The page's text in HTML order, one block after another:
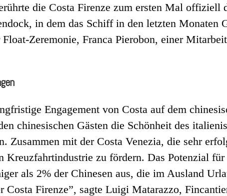
die Costa Firenze zum ersten Mal
in dem das Schiff in den letzten Monaten
Zeremonie, Franca Pierobon, einer
Engagement von Costa auf dem
chinesischen Gästen die Schönheit des
Zusammen mit der Costa Venezia, die sehr
Kreuzfahrtindustrie zu fördern. Das Potenzial
als 2% der Chinesen aus, die im Ausland
Firenze”, sagte Luigi Matarazzo,